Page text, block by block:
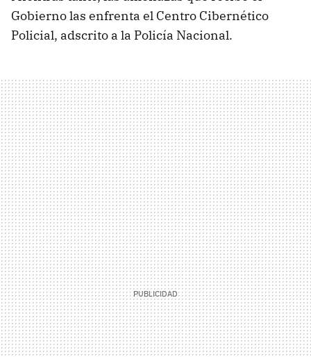
Gobierno las enfrenta el Centro Cibernético
Policial, adscrito a la Policía Nacional.